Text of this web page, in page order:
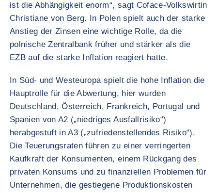
ist die Abhängigkeit enorm“, sagt Coface-Volkswirtin
Christiane von Berg. In Polen spielt auch der starke
Anstieg der Zinsen eine wichtige Rolle, da die
polnische Zentralbank früher und stärker als die
EZB auf die starke Inflation reagiert hatte.
In Süd- und Westeuropa spielt die hohe Inflation die
Hauptrolle für die Abwertung, hier wurden
Deutschland, Österreich, Frankreich, Portugal und
Spanien von A2 („niedriges Ausfallrisiko“)
herabgestuft in A3 („zufriedenstellendes Risiko“).
Die Teuerungsraten führen zu einer verringerten
Kaufkraft der Konsumenten, einem Rückgang des
privaten Konsums und zu finanziellen Problemen für
Unternehmen, die gestiegene Produktionskosten